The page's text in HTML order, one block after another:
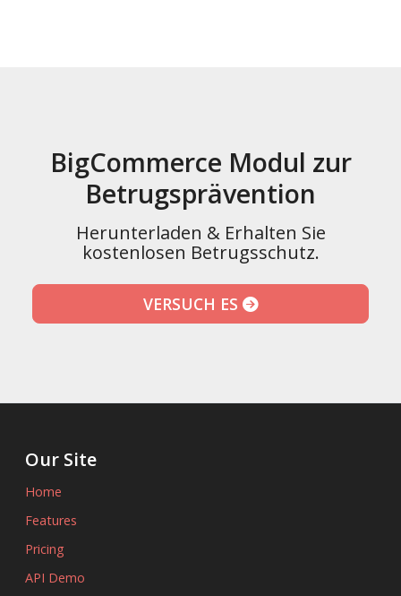
BigCommerce Modul zur
Betrugsprävention
Herunterladen & Erhalten Sie
kostenlosen Betrugsschutz.
VERSUCH ES
Our Site
Home
Features
Pricing
API Demo